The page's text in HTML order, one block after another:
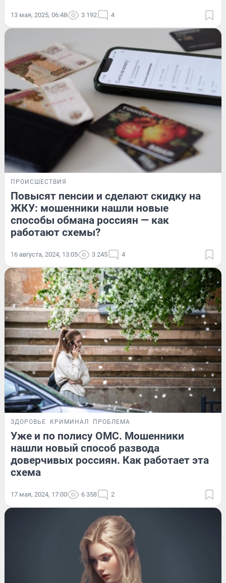
13 мая, 2025, 06:48 3 192 4
ПРОИСШЕСТВИЯ
Повысят пенсии и сделают скидку на
ЖКУ: мошенники нашли новые
способы обмана россиян — как
работают схемы?
16 августа, 2024, 13:05 3 245 4
ЗДОРОВЬЕ КРИМИНАЛ ПРОБЛЕМА
Уже и по полису ОМС. Мошенники
нашли новый способ развода
доверчивых россиян. Как работает эта
схема
17 мая, 2024, 17:00 6 358 2